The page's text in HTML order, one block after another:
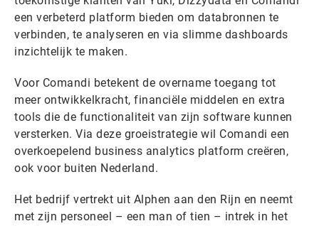
een verbeterd platform bieden om databronnen te
verbinden, te analyseren en via slimme dashboards
inzichtelijk te maken.
Voor Comandi betekent de overname toegang tot
meer ontwikkelkracht, financiële middelen en extra
tools die de functionaliteit van zijn software kunnen
versterken. Via deze groeistrategie wil Comandi een
overkoepelend business analytics platform creëren,
ook voor buiten Nederland.
Het bedrijf vertrekt uit Alphen aan den Rijn en neemt
met zijn personeel – een man of tien – intrek in het